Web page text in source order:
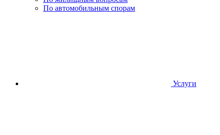
По автомобильным спорам
Услуги